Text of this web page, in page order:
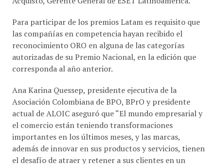
las compañías en competencia hayan recibido el
reconocimiento ORO en alguna de las categorías
autorizadas de su Premio Nacional, en la edición que
corresponda al año anterior.
Asociación Colombiana de BPO, BPrO y presidente
actual de ALOIC aseguró que “El mundo empresarial y
el comercio están teniendo transformaciones
importantes en los últimos meses, y las marcas,
además de innovar en sus productos y servicios, tienen
el desafío de atraer y retener a sus clientes en un
entorno cada vez más digital, competido y exigente”.